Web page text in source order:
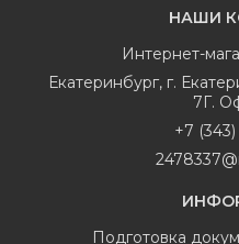
НАШИ
Интернет-
Екатеринбург, г.
7Г.
+7
Подготовка